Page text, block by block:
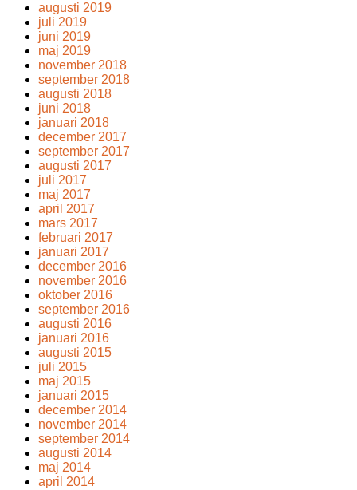
augusti 2019
juli 2019
juni 2019
maj 2019
november 2018
september 2018
augusti 2018
juni 2018
januari 2018
december 2017
september 2017
augusti 2017
juli 2017
maj 2017
april 2017
mars 2017
februari 2017
januari 2017
december 2016
november 2016
oktober 2016
september 2016
augusti 2016
januari 2016
augusti 2015
juli 2015
maj 2015
januari 2015
december 2014
november 2014
september 2014
augusti 2014
maj 2014
april 2014